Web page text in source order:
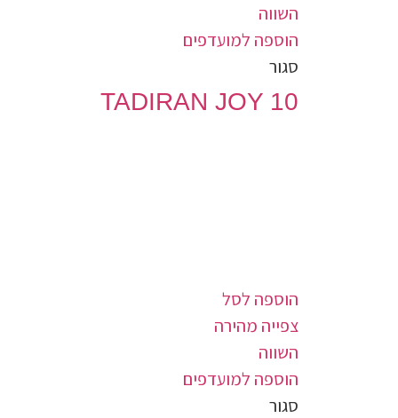
השווה
הוספה למועדפים
סגור
TADIRAN JOY 10
הוספה לסל
צפייה מהירה
השווה
הוספה למועדפים
סגור